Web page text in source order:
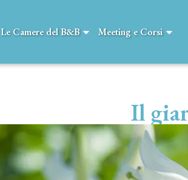
Le Camere del B&B Meeting e Corsi
Il